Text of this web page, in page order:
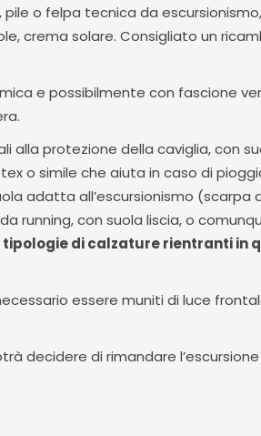
o felpa tecnica da
crema solare. Consigliato un
e possibilmente con fascione
alla protezione della caviglia, con
o simile che aiuta in caso di
adatta all’escursionismo (scarpa
running, con suola liscia, o
di calzature rientranti in
essere muniti di luce
decidere di rimandare